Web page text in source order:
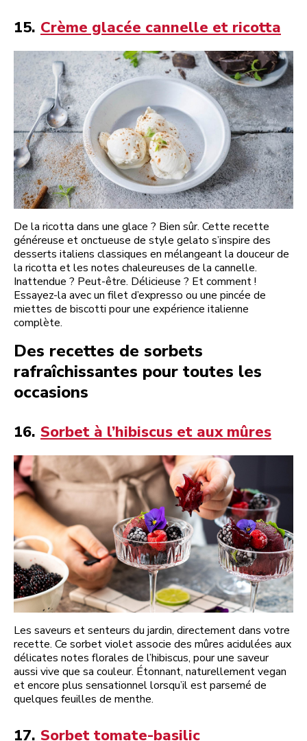
15. Crème glacée cannelle et ricotta
De la ricotta dans une glace ? Bien sûr. Cette recette
généreuse et onctueuse de style gelato s’inspire des
desserts italiens classiques en mélangeant la douceur de
la ricotta et les notes chaleureuses de la cannelle.
Inattendue ? Peut-être. Délicieuse ? Et comment !
Essayez-la avec un filet d’expresso ou une pincée de
miettes de biscotti pour une expérience italienne
complète.
Des recettes de sorbets
rafraîchissantes pour toutes les
occasions
16. Sorbet à l’hibiscus et aux mûres
Les saveurs et senteurs du jardin, directement dans votre
recette. Ce sorbet violet associe des mûres acidulées aux
délicates notes florales de l’hibiscus, pour une saveur
aussi vive que sa couleur. Étonnant, naturellement vegan
et encore plus sensationnel lorsqu’il est parsemé de
quelques feuilles de menthe.
17. Sorbet tomate-basilic